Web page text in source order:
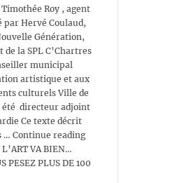
Roy , agent
par Hervé Coulaud,
Génération,
de la SPL C’Chartres
municipal
artistique et aux
culturels Ville de
été directeur adjoint
Ce texte décrit
… Continue reading
VA BIEN…
PESEZ PLUS DE 100